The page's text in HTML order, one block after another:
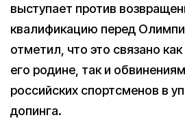
выступает против
квалификацию перед
отметил, что это связано
его родине, так и
российских спортсменов в
допинга.